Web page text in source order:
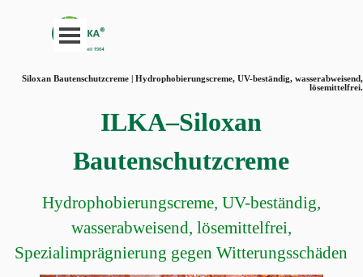
Menü überspringen
Siloxan Bautenschutzcreme | Hydrophobierungscreme, UV-beständig, wasserabweisend,
lösemittelfrei.
ILKA–Siloxan
Bautenschutzcreme
Hydrophobierungscreme, UV-beständig,
wasserabweisend, lösemittelfrei,
Spezialimprägnierung gegen Witterungsschäden